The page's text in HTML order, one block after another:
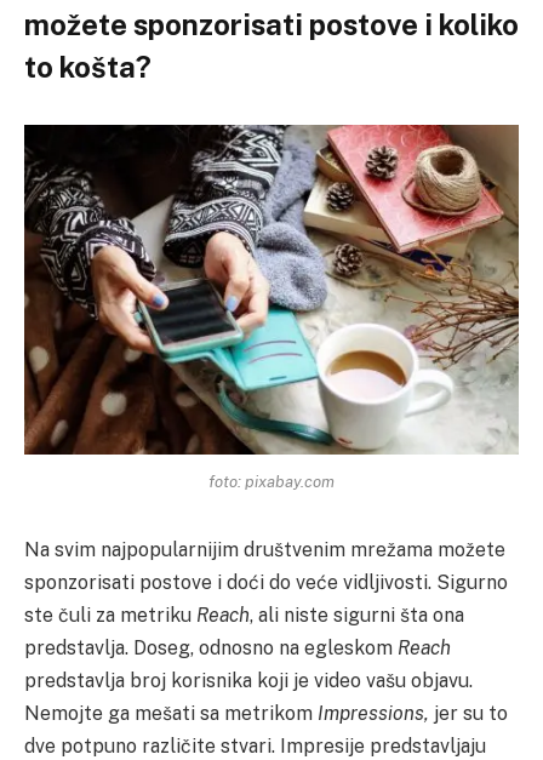
možete sponzorisati postove i koliko
to košta?
foto: pixabay.com
Na svim najpopularnijim društvenim mrežama možete
sponzorisati postove i doći do veće vidljivosti. Sigurno
ste čuli za metriku Reach, ali niste sigurni šta ona
predstavlja. Doseg, odnosno na egleskom Reach
predstavlja broj korisnika koji je video vašu objavu.
Nemojte ga mešati sa metrikom Impressions, jer su to
dve potpuno različite stvari. Impresije predstavljaju